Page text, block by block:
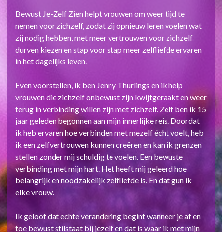
Bewust Je-Zelf Zien helpt vrouwen om weer tijd te
nemen voor zichzelf, zodat zij opnieuw leren voelen wat
zij nodig hebben, met meer vertrouwen voor zichzelf
durven kiezen en stap voor stap meer zelfliefde ervaren
in het dagelijks leven.
Even voorstellen, ik ben Jenny Thurlings en ik help
vrouwen die zichzelf onbewust zijn kwijtgeraakt en weer
terug in verbinding willen zijn met zichzelf. Zelf ben ik 15
jaar geleden begonnen aan mijn innerlijke reis. Doordat
ik heb ervaren hoe verbinden met mezelf écht voelt, heb
ik een zelfvertrouwen kunnen creëren en kan ik grenzen
stellen zonder mij schuldig te voelen. Een bewuste
verbinding met mijn hart. Het heeft mij geleerd hoe
belangrijk en noodzakelijk zelfliefde is. En dat gun ik
elke vrouw.
Ik geloof dat echte verandering begint wanneer je af en
toe bewust stilstaat bij jezelf en dat is waar ik met mijn